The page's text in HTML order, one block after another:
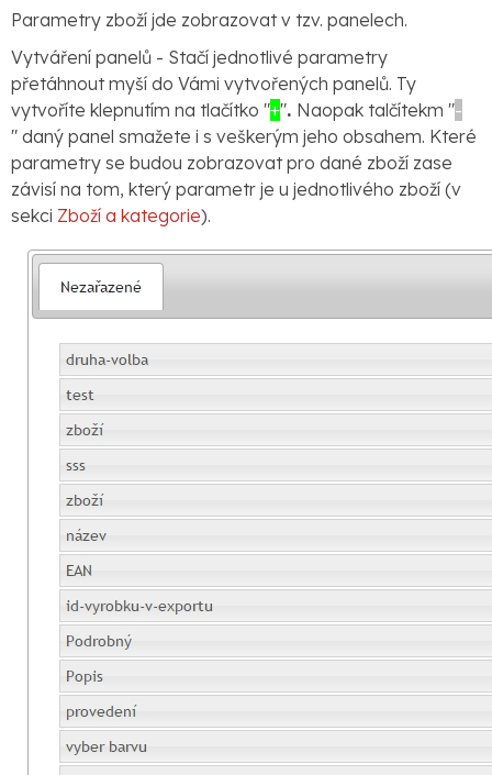
Parametry zboží jde zobrazovat v tzv. panelech.
Vytváření panelů - Stačí jednotlivé parametry
přetáhnout myší do Vámi vytvořených panelů. Ty
vytvoříte klepnutím na tlačítko "+". Naopak talčítekm "-
" daný panel smažete i s veškerým jeho obsahem. Které
parametry se budou zobrazovat pro dané zboží zase
závisí na tom, který parametr je u jednotlivého zboží (v
sekci Zboží a kategorie).